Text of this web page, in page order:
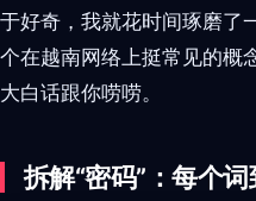
于好奇，我就花时间琢磨了
个在越南网络上挺常见的概
大白话跟你唠唠。
拆解“密码”：每个